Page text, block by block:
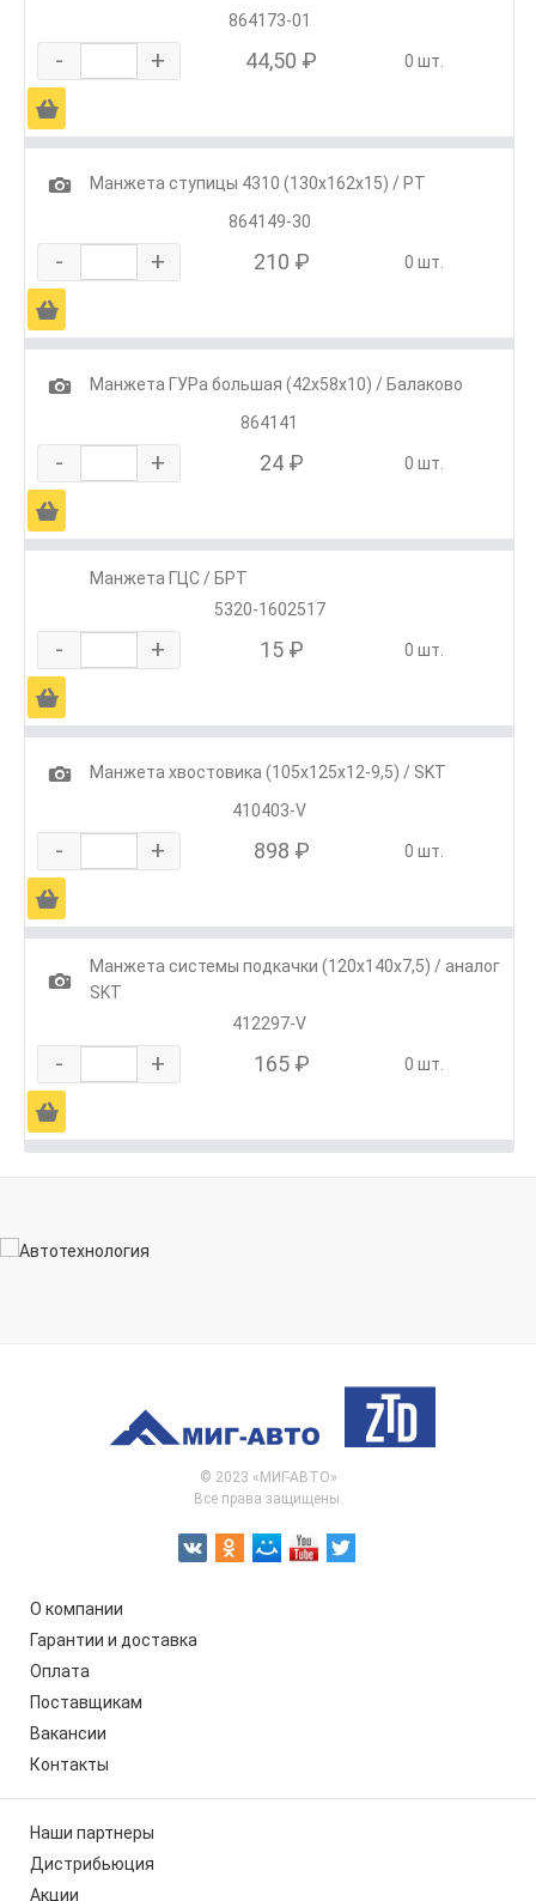
864173-01
- + 44,50 ₽ 0 шт.
Ä
1
Манжета ступицы 4310 (130х162х15) / РТ
864149-30
- + 210 ₽ 0 шт.
Ä
1
Манжета ГУРа большая (42х58х10) / Балаково
864141
- + 24 ₽ 0 шт.
Ä
Манжета ГЦС / БРТ
5320-1602517
- + 15 ₽ 0 шт.
Ä
1
Манжета хвостовика (105х125х12-9,5) / SKT
410403-V
- + 898 ₽ 0 шт.
Ä
1
Манжета системы подкачки (120х140х7,5) / аналог
SKT
412297-V
- + 165 ₽ 0 шт.
Ä
© 2023 «МИГ-АВТО»
Все права защищены.
О компании
Гарантии и доставка
Оплата
Поставщикам
Вакансии
Контакты
Наши партнеры
Дистрибьюция
Акции